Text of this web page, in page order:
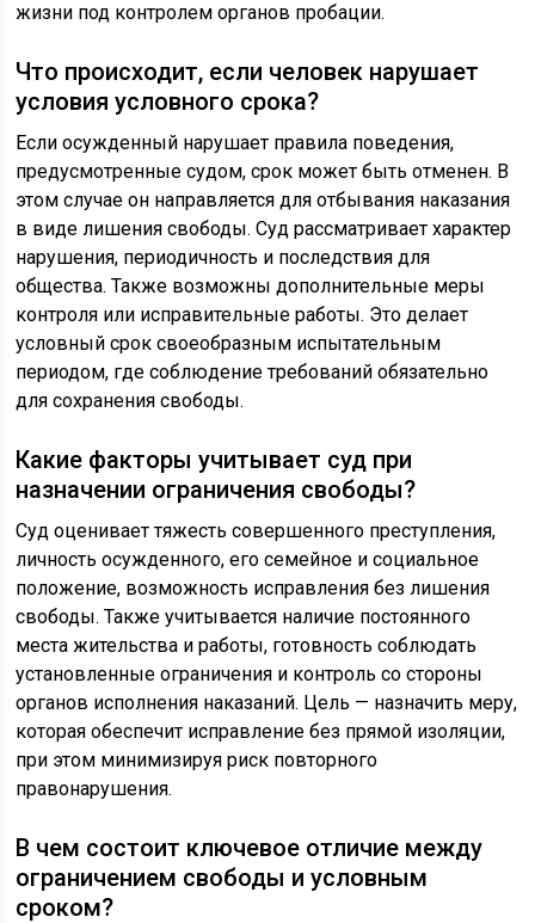
жизни под контролем органов пробации.
Что происходит, если человек нарушает
условия условного срока?
Если осужденный нарушает правила поведения,
предусмотренные судом, срок может быть отменен. В
этом случае он направляется для отбывания наказания
в виде лишения свободы. Суд рассматривает характер
нарушения, периодичность и последствия для
общества. Также возможны дополнительные меры
контроля или исправительные работы. Это делает
условный срок своеобразным испытательным
периодом, где соблюдение требований обязательно
для сохранения свободы.
Какие факторы учитывает суд при
назначении ограничения свободы?
Суд оценивает тяжесть совершенного преступления,
личность осужденного, его семейное и социальное
положение, возможность исправления без лишения
свободы. Также учитывается наличие постоянного
места жительства и работы, готовность соблюдать
установленные ограничения и контроль со стороны
органов исполнения наказаний. Цель — назначить меру,
которая обеспечит исправление без прямой изоляции,
при этом минимизируя риск повторного
правонарушения.
В чем состоит ключевое отличие между
ограничением свободы и условным
сроком?